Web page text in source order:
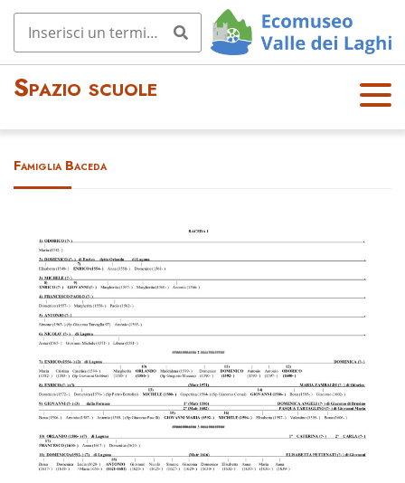
Spazio scuole
OPE
N
Famiglia Baceda